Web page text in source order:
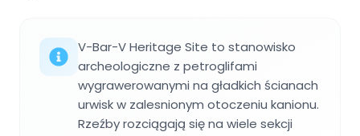
V-Bar-V Heritage Site to stanowisko
archeologiczne z petroglifami
wygrawerowanymi na gładkich ścianach
urwisk w zalesnionym otoczeniu kanionu.
Rzeźby rozciągają się na wiele sekcji